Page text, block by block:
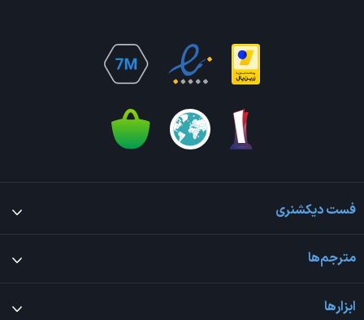
فست دیکشنری
مترجم‌ها
ابزارها